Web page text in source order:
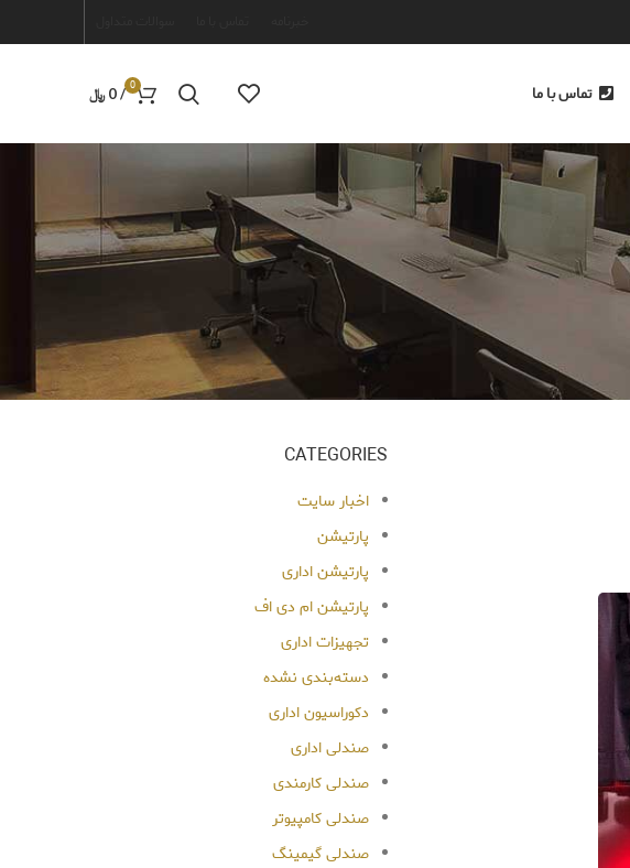
تماس با ما 0
/
0 ﷼
CATEGORIES
اخبار سایت
پارتیشن
پارتیشن اداری
پارتیشن ام دی اف
تجهیزات اداری
دسته‌بندی نشده
دکوراسیون اداری
صندلی اداری
صندلی کارمندی
صندلی کامپیوتر
صندلی گیمینگ